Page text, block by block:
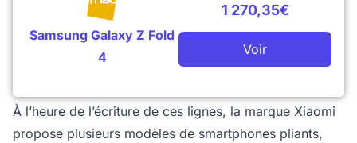
Samsung Galaxy Z Fold
4
1 270,35€
Voir
À l’heure de l’écriture de ces lignes, la marque Xiaomi
propose plusieurs modèles de smartphones pliants,